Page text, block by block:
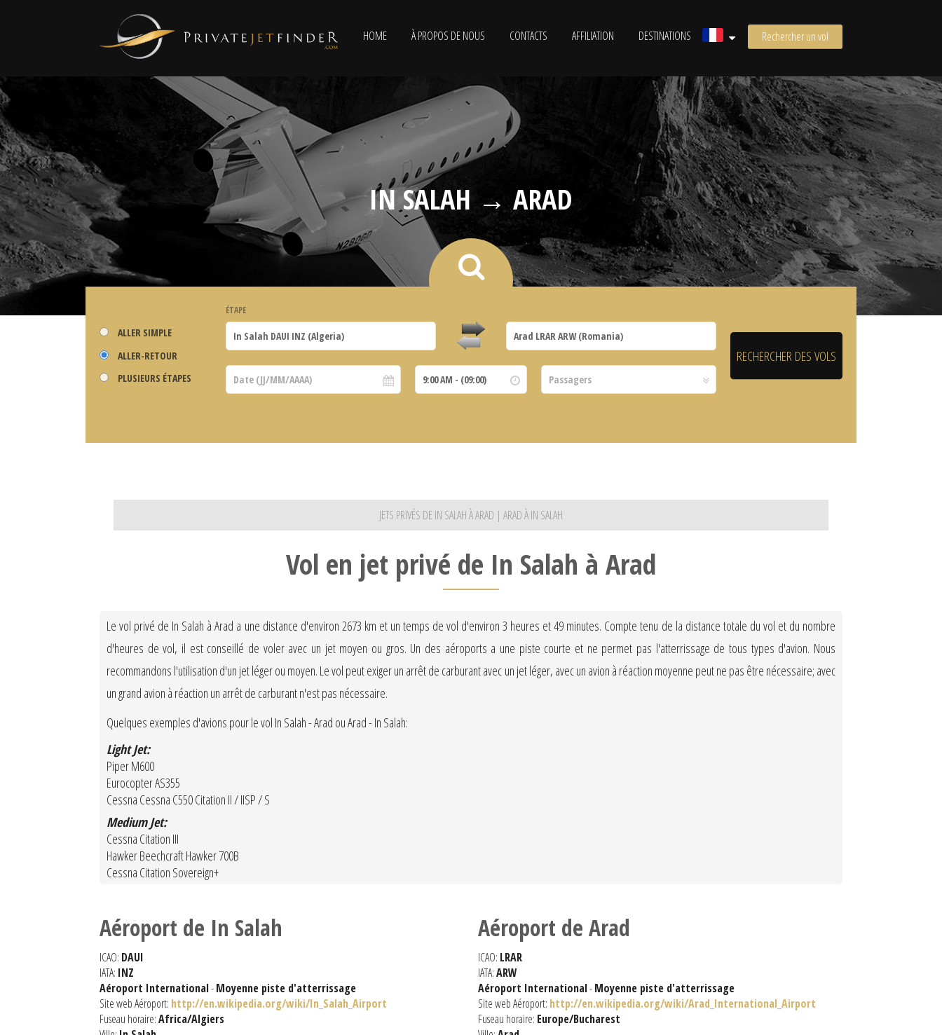
HOME À PROPOS DE NOUS CONTACTS AFFILIATION DESTINATIONS Rechercher un vol
IN SALAH → ARAD
ALLER SIMPLE
ALLER-RETOUR
PLUSIEURS ÉTAPES
ÉTAPE
JETS PRIVÉS DE IN SALAH À ARAD | ARAD À IN SALAH
Vol en jet privé de In Salah à Arad
Le vol privé de In Salah à Arad a une distance d'environ 2673 km et un temps de vol d'environ 3 heures et 49 minutes. Compte tenu de la distance totale du vol et du nombre
d'heures de vol, il est conseillé de voler avec un jet moyen ou gros. Un des aéroports a une piste courte et ne permet pas l'atterrissage de tous types d'avion. Nous
recommandons l'utilisation d'un jet léger ou moyen. Le vol peut exiger un arrêt de carburant avec un jet léger, avec un avion à réaction moyenne peut ne pas être nécessaire; avec
un grand avion à réaction un arrêt de carburant n'est pas nécessaire.
Quelques exemples d'avions pour le vol In Salah - Arad ou Arad - In Salah:
Light Jet:
Piper M600
Eurocopter AS355
Cessna Cessna C550 Citation II / IISP / S
Medium Jet:
Cessna Citation III
Hawker Beechcraft Hawker 700B
Cessna Citation Sovereign+
Aéroport de In Salah
ICAO: DAUI
IATA: INZ
Aéroport International-Moyenne piste d'atterrissage
Site web Aéroport: http://en.wikipedia.org/wiki/In_Salah_Airport
Fuseau horaire:Africa/Algiers
Aéroport de Arad
ICAO: LRAR
IATA:ARW
Aéroport International-Moyenne piste d'atterrissage
Site web Aéroport: http://en.wikipedia.org/wiki/Arad_International_Airport
Fuseau horaire: Europe/Bucharest